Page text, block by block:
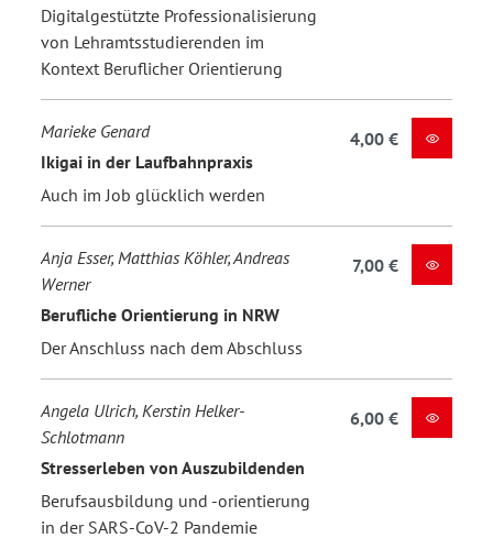
Digitalgestützte Professionalisierung
von Lehramtsstudierenden im
Kontext Beruflicher Orientierung
Marieke Genard
Ikigai in der Laufbahnpraxis
Auch im Job glücklich werden
4,00 €
Anja Esser, Matthias Köhler, Andreas
Werner
Berufliche Orientierung in NRW
Der Anschluss nach dem Abschluss
7,00 €
Angela Ulrich, Kerstin Helker-
Schlotmann
Stresserleben von Auszubildenden
Berufsausbildung und -orientierung
in der SARS-CoV-2 Pandemie
6,00 €